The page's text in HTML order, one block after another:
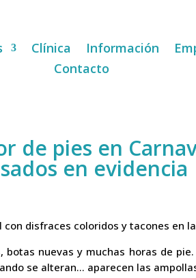
Clínica Información
Contacto
de pies en
en evidencia
nuevas y muchas horas de
se alteran… aparecen las